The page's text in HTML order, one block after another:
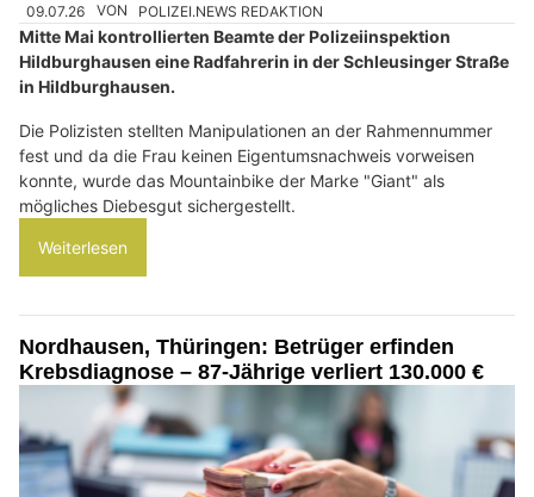
09.07.26 VON POLIZEI.NEWS REDAKTION
Mitte Mai kontrollierten Beamte der Polizeiinspektion
Hildburghausen eine Radfahrerin in der Schleusinger Straße
in Hildburghausen.
Die Polizisten stellten Manipulationen an der Rahmennummer
fest und da die Frau keinen Eigentumsnachweis vorweisen
konnte, wurde das Mountainbike der Marke "Giant" als
mögliches Diebesgut sichergestellt.
Weiterlesen
Nordhausen, Thüringen: Betrüger erfinden
Krebsdiagnose – 87-Jährige verliert 130.000 €